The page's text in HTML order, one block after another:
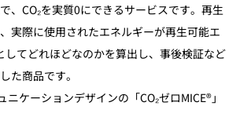
、CO₂を実質0にできるサービスです。再生
実際に使用されたエネルギーが再生可能エ
てどれほどなのかを算出し、事後検証など
た商品です。
ニケーションデザインの「CO₂ゼロMICE®」